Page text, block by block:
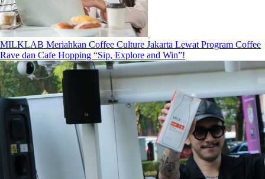
MILKLAB Meriahkan Coffee Culture Jakarta Lewat Program Coffee
Rave dan Cafe Hopping “Sip, Explore and Win”!